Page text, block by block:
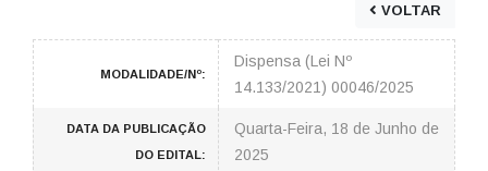
VOLTAR
MODALIDADE/Nº:
Dispensa (Lei Nº
14.133/2021) 00046/2025
DATA DA PUBLICAÇÃO
DO EDITAL:
Quarta-Feira, 18 de Junho de
2025